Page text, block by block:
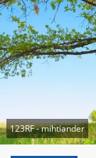
123RF - mihtiander